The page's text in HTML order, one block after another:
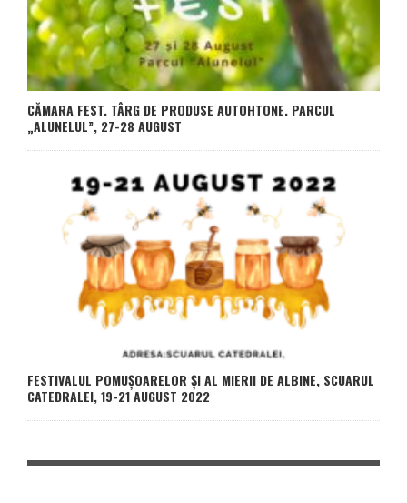
CĂMARA FEST. TÂRG DE PRODUSE AUTOHTONE. PARCUL
„ALUNELUL”, 27-28 AUGUST
FESTIVALUL POMUȘOARELOR ȘI AL MIERII DE ALBINE, SCUARUL
CATEDRALEI, 19-21 AUGUST 2022